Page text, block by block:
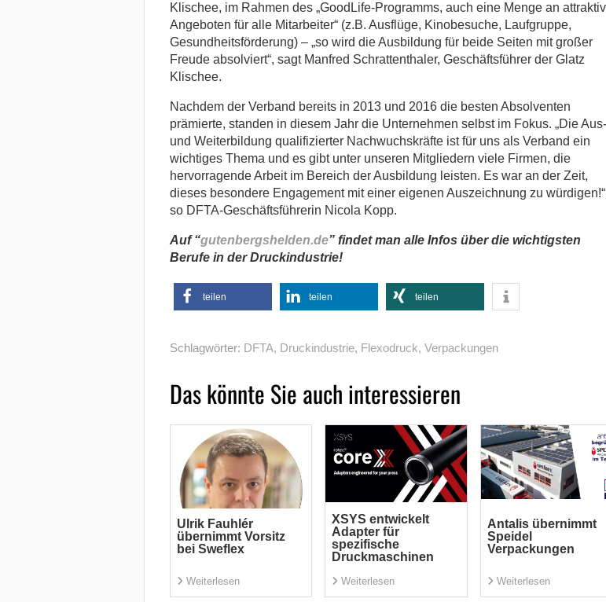
Klischee, im Rahmen des „GoodLife-Programms, auch eine Menge an
Angeboten für alle Mitarbeiter“ (z.B. Ausflüge, Kinobesuche, Laufgruppe,
Gesundheitsförderung) – „so wird die Ausbildung für beide Seiten mit großer
Freude absolviert“, sagt Manfred Schrattenthaler, Geschäftsführer der Glatz
Klischee.
Nachdem der Verband bereits in 2013 und 2016 die besten Absolventen
prämierte, standen in diesem Jahr die Unternehmen selbst im Fokus. „Die Aus-
und Weiterbildung qualifizierter Nachwuchskräfte ist für uns als Verband ein
wichtiges Thema und es gibt unter unseren Mitgliedern viele Firmen, die
hervorragende Arbeit im Bereich der Ausbildung leisten. Es war an der Zeit,
dieses besondere Engagement mit einer eigenen Auszeichnung zu
so DFTA-Geschäftsführerin Nicola Kopp.
Auf “gutenbergshelden.de” findet man alle Infos über die wichtigsten
Berufe in der Druckindustrie!
teilen teilen teilen
Schlagwörter: DFTA, Druckindustrie, Flexodruck, Verpackungen
Das könnte Sie auch interessieren
Ulrik Fauhlér
übernimmt Vorsitz
bei Sweflex
Weiterlesen
XSYS entwickelt
Adapter für
spezifische
Druckmaschinen
Weiterlesen
Antalis übernimmt
Speidel
Verpackungen
Weiterlesen